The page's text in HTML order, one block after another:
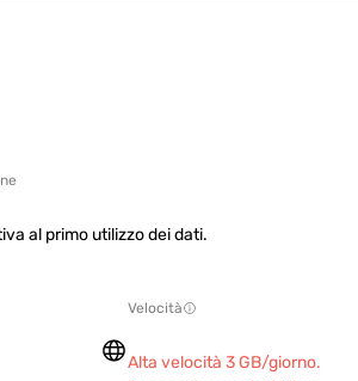
al primo utilizzo dei dati.
Velocità
Alta velocità 3 GB/giorno.